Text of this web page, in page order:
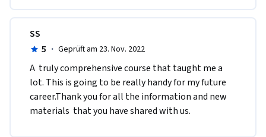
SS
5 · Geprüft am 23. Nov. 2022
A  truly comprehensive course that taught me a
lot. This is going to be really handy for my future
career.Thank you for all the information and new
materials  that you have shared with us.